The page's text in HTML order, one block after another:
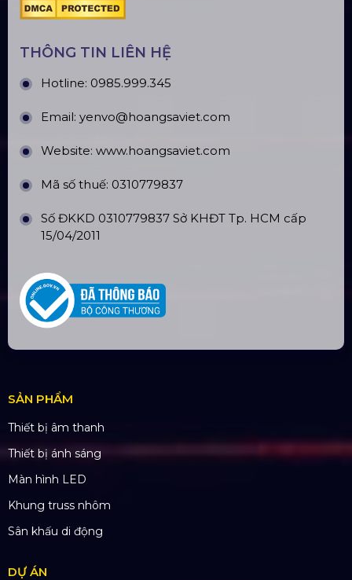
THÔNG TIN LIÊN HỆ
Hotline: 0985.999.345
Email: yenvo@hoangsaviet.com
Website: www.hoangsaviet.com
Mã số thuế: 0310779837
Số ĐKKD 0310779837 Sở KHĐT Tp. HCM cấp
15/04/2011
SẢN PHẨM
Thiết bị âm thanh
Thiết bị ánh sáng
Màn hình LED
Khung truss nhôm
Sân khấu di động
DỰ ÁN